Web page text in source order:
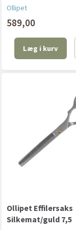
Ollipet
589,00
Læg i kurv
Ollipet Effilersaks
Silkemat/guld 7,5